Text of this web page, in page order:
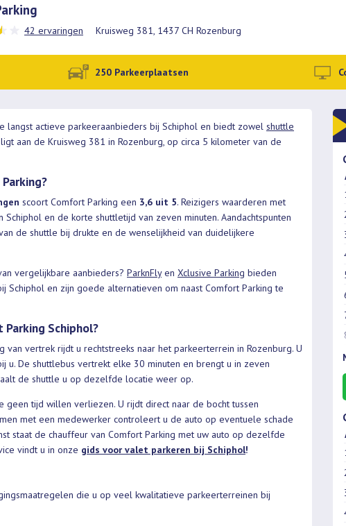
42 ervaringen Kruisweg 381, 1437 CH Rozenburg
250 Parkeerplaatsen
langst actieve parkeeraanbieders bij Schiphol en biedt zowel shuttle
aan de Kruisweg 381 in Rozenburg, op circa 5 kilometer van de
scoort Comfort Parking een 3,6 uit 5. Reizigers waarderen met
en de korte shuttletijd van zeven minuten. Aandachtspunten
de shuttle bij drukte en de wenselijkheid van duidelijkere
vergelijkbare aanbieders? ParknFlyen Xclusive Parking bieden
Schiphol en zijn goede alternatieven om naast Comfort Parking te
Schiphol?
van vertrek rijdt u rechtstreeks naar het parkeerterrein in Rozenburg. U
De shuttlebus vertrekt elke 30 minuten en brengt u in zeven
de shuttle u op dezelfde locatie weer op.
geen tijd willen verliezen. U rijdt direct naar de bocht tussen
met een medewerker controleert u de auto op eventuele schade
staat de chauffeur van Comfort Parking met uw auto op dezelfde
vindt u in onze gids voor valet parkeren bij Schiphol!
die u op veel kwalitatieve parkeerterreinen bij